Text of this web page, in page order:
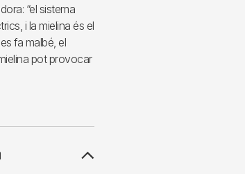
“el sistema
i la mielina és el
fa malbé, el
pot provocar